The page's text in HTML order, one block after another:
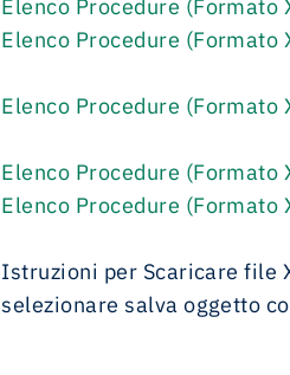
Elenco Procedure
Elenco Procedure (Formato
Elenco Procedure
Elenco Procedure (Formato
Elenco Procedure (Formato
Istruzioni per Scaricare file
selezionare salva oggetto